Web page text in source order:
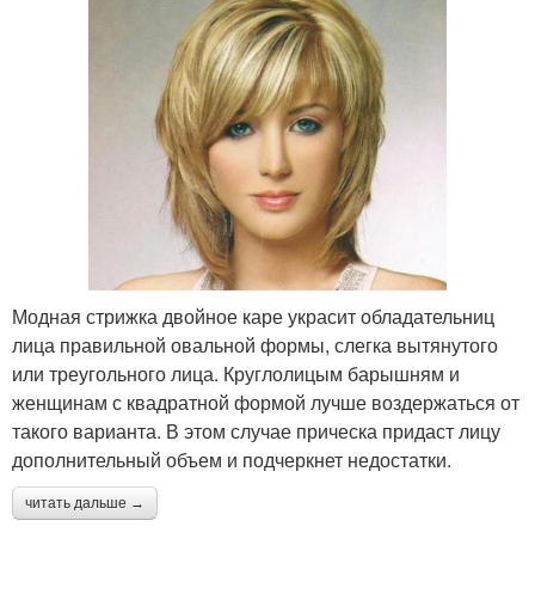
Модная стрижка двойное каре украсит обладательниц
лица правильной овальной формы, слегка вытянутого
или треугольного лица. Круглолицым барышням и
женщинам с квадратной формой лучше воздержаться от
такого варианта. В этом случае прическа придаст лицу
дополнительный объем и подчеркнет недостатки.
читать дальше →